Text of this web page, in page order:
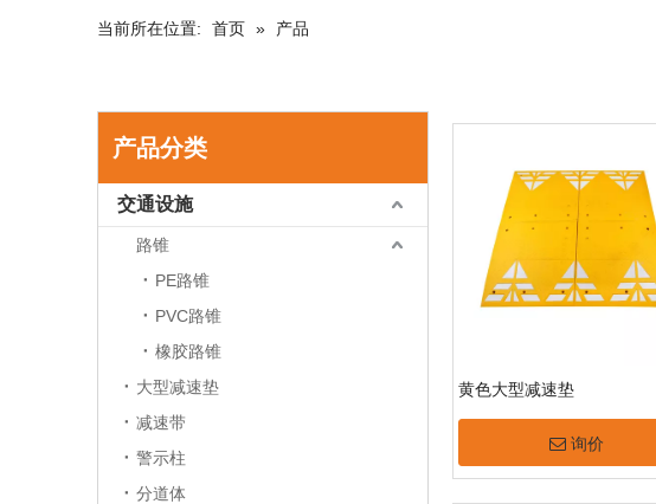
当前所在位置: 首页 » 产品
产品分类
交通设施
路锥
PE路锥
PVC路锥
橡胶路锥
大型减速垫
减速带
警示柱
分道体
黄色大型减速垫
询价